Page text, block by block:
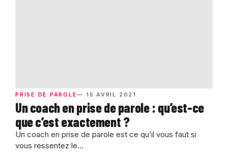
PRISE DE PAROLE— 15 AVRIL 2021
Un coach en prise de parole : qu’est-ce
que c’est exactement ?
Un coach en prise de parole est ce qu’il vous faut si
vous ressentez le...